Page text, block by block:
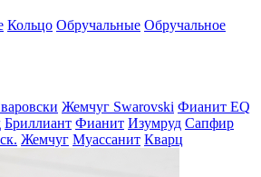
Кольцо Обручальные Обручальное
Жемчуг Swarovski Фианит EQ
Бриллиант Фианит Изумруд Сапфир
Жемчуг Муассанит Кварц